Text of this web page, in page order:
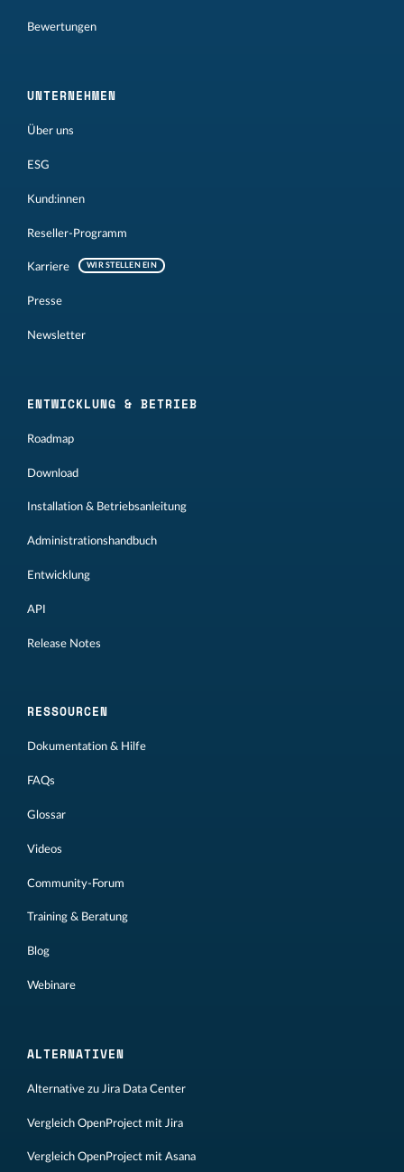
Bewertungen
UNTERNEHMEN
Über uns
ESG
Kund:innen
Reseller-Programm
Karriere WIR STELLEN EIN
Presse
Newsletter
ENTWICKLUNG & BETRIEB
Roadmap
Download
Installation & Betriebsanleitung
Administrationshandbuch
Entwicklung
API
Release Notes
RESSOURCEN
Dokumentation & Hilfe
FAQs
Glossar
Videos
Community-Forum
Training & Beratung
Blog
Webinare
ALTERNATIVEN
Alternative zu Jira Data Center
Vergleich OpenProject mit Jira
Vergleich OpenProject mit Asana